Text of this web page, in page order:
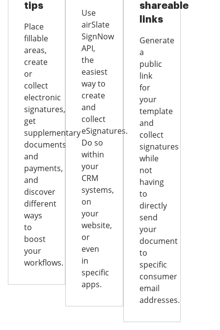
tips
Place
fillable
areas,
create
or
collect
electronic
signatures,
get
supplementary
documents
and
payments,
and
discover
different
ways
to
boost
your
workflows.
Use
airSlate
SignNow
API,
the
easiest
way to
create
and
collect
eSignatures.
Do so
within
your
CRM
systems,
on
your
website,
or
even
in
specific
apps.
shareable
links
Generate
a
public
link
for
your
template
and
collect
signatures
while
not
having
to
directly
send
your
document
to
specific
consumer
email
addresses.